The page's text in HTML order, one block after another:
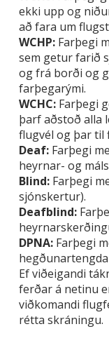
ekki upp og
að fara um
WCHP: Farþegi
sem getur farið
og frá borði og
farþegarými.
WCHC: Farþegi
þarf aðstoð alla
flugvél og þar til
Deaf: Farþegi
heyrnar- og
Blind: Farþegi
sjónskertur).
Deafblind:
DPNA: Farþegi
Ef viðeigandi
ferðar á netinu
viðkomandi
rétta skráningu.